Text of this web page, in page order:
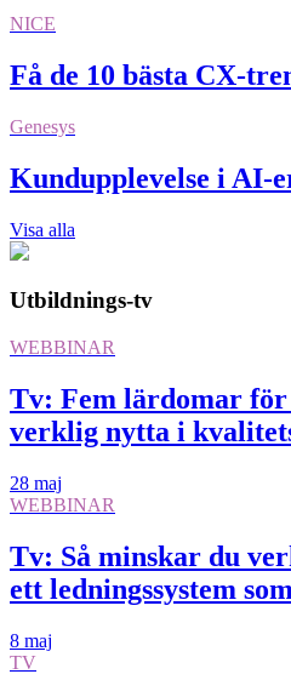
NICE
Få de 10 bästa CX-
Genesys
Kundupplevelse i AI-
Visa alla
Utbildnings-tv
WEBBINAR
Tv: Fem lärdomar
verklig nytta i
28 maj
WEBBINAR
Tv: Så minskar du
ett ledningssystem
8 maj
TV